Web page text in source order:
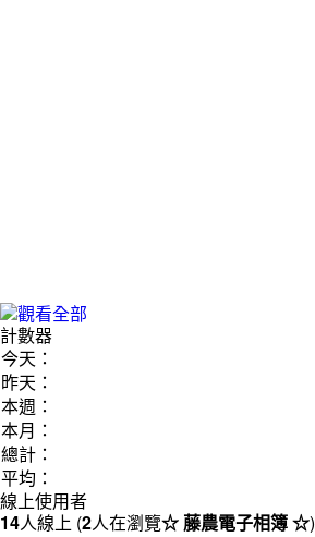
計數器
今天：
昨天：
本週：
本月：
總計：
平均：
線上使用者
14人線上 (2人在瀏覽☆ 藤農電子相簿 ☆)